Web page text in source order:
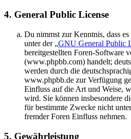
4. General Public License
Du nimmst zur Kenntnis, dass
unter der „GNU General Public
bereitgestellten Foren-Software
(www.phpbb.com) handelt;
werden durch die
www.phpbb.de zur Verfügung
Einfluss auf die Art und Weise,
wird. Sie können insbesondere
für bestimmte Zwecke nicht
fremder Foren Einfluss nehmen.
5. Gewährleistung